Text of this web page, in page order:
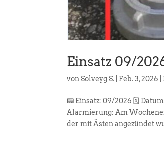
Einsatz 09/
vonSolveyg S. Feb. 3, 2026
📟 Einsatz: 09/2026 🗓️
Alarmierung: Am
der mit Ästen angezündet